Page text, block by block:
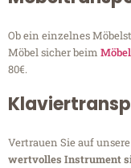
Ob ein einzelnes
Möbel sicher beim
80€.
Vertrauen Sie auf
wertvolles Instrument